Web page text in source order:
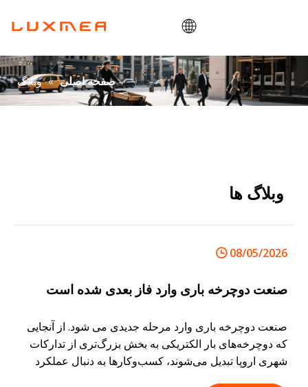
صفحه اصلی
شرکت
صفحه اصلی » وبلاگ
وبلاگ ها
08/05/2026
صنعت دوچرخه باری وارد فاز بعدی شده است
صنعت دوچرخه باری وارد مرحله جدیدی می شود. از آنجایی
که دوچرخه‌های بار الکتریکی به بخش بزرگ‌تری از تدارکات
شهری اروپا تبدیل می‌شوند، کسب‌وکارها به دنبال عملکرد